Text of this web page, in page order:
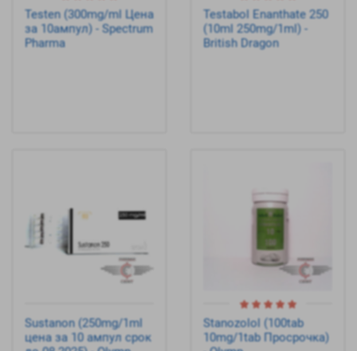
Testen (300mg/ml Цена
за 10ампул) - Spectrum
Pharma
Testabol Enanthate 250
(10ml 250mg/1ml) -
British Dragon
Sustanon (250mg/1ml
цена за 10 ампул срок
Stanozolol (100tab
10mg/1tab Просрочка)